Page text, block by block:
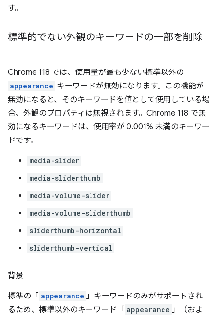
す。
標準的でない外観のキーワードの一部を削除
Chrome 118 では、使用量が最も少ない標準以外の
appearance キーワードが無効になります。この機能が
無効になると、そのキーワードを値として使用している場
合、外観のプロパティは無視されます。Chrome 118 で無
効になるキーワードは、使用率が 0.001% 未満のキーワー
ドです。
media-slider
media-sliderthumb
media-volume-slider
media-volume-sliderthumb
sliderthumb-horizontal
sliderthumb-vertical
背景
標準の「 appearance 」キーワードのみがサポートされ
るため、標準以外のキーワード「 appearance 」（およ